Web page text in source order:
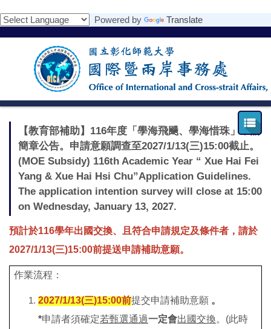
到
主
Powered by Translate
【教育部補助】116年度「學海飛颺、學海惜珠」申請
簡章公告。申請意願調查至2027/1/13(三)15:00截止。
(MOE Subsidy) 116th Academic Year “ Xue Hai Fei
Yang & Xue Hai Hsi Chu”Application Guidelines.
The application intention survey will close at 15:00
on Wednesday, January 13, 2027.
預計於116學年出國交換、且符合申請規定及條件者，請於
2027/1/13(三)15:00前提送申請補助意願。
作業流程：
2027/1/13(三)15:00前提交申請補助意願 。
*申請者須確定若甄選通過一定會出國交換。(此時